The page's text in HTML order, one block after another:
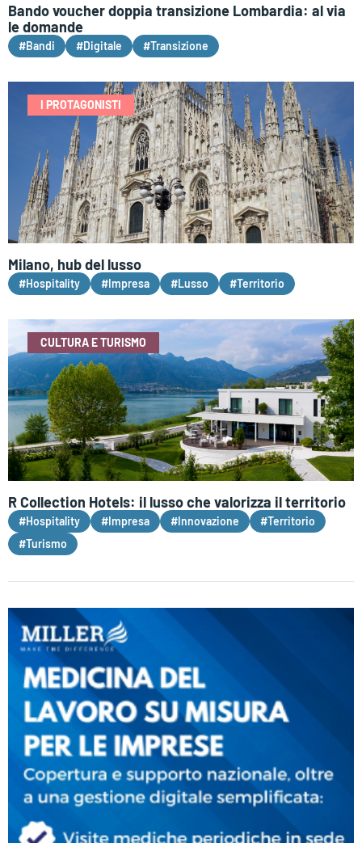
Bando voucher doppia transizione Lombardia: al via
le domande
#Bandi #Digitale #Transizione
I PROTAGONISTI
Milano, hub del lusso
#Hospitality #Impresa #Lusso #Territorio
CULTURA E TURISMO
R Collection Hotels: il lusso che valorizza il territorio
#Hospitality #Impresa #Innovazione
#Territorio
#Turismo